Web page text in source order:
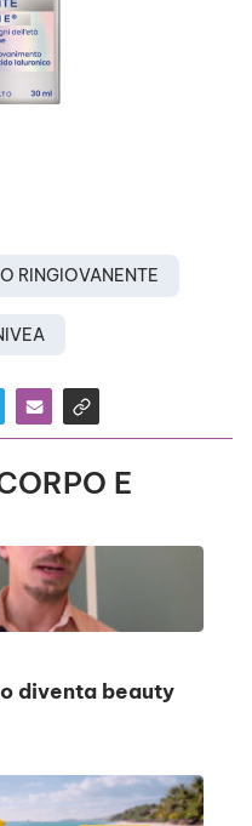
RINGIOVANENTE
E
diventa beauty